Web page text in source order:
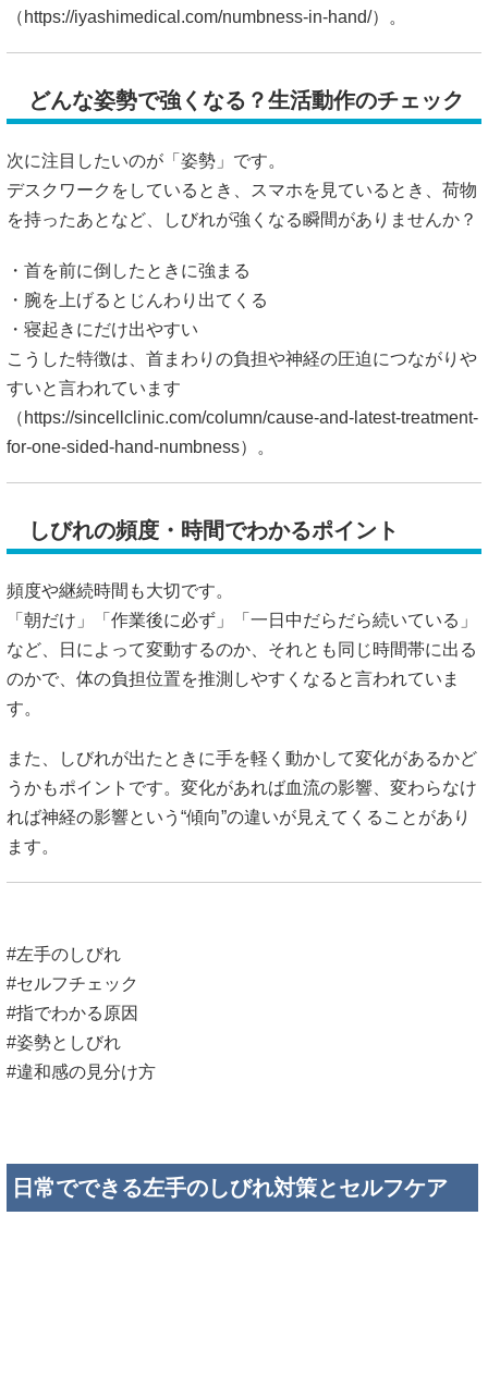
（ https://iyashimedical.com/numbness-in-hand/）。
どんな姿勢で強くなる？生活動作のチェック
次に注目したいのが「姿勢」です。
デスクワークをしているとき、スマホを見ているとき、荷物
を持ったあとなど、しびれが強くなる瞬間がありませんか？
・首を前に倒したときに強まる
・腕を上げるとじんわり出てくる
・寝起きにだけ出やすい
こうした特徴は、首まわりの負担や神経の圧迫につながりや
すいと言われています
（ https://sincellclinic.com/column/cause-and-latest-treatment-
for-one-sided-hand-numbness）。
しびれの頻度・時間でわかるポイント
頻度や継続時間も大切です。
「朝だけ」「作業後に必ず」「一日中だらだら続いている」
など、日によって変動するのか、それとも同じ時間帯に出る
のかで、体の負担位置を推測しやすくなると言われていま
す。
また、しびれが出たときに手を軽く動かして変化があるかど
うかもポイントです。変化があれば血流の影響、変わらなけ
れば神経の影響という“傾向”の違いが見えてくることがあり
ます。
#左手のしびれ
#セルフチェック
#指でわかる原因
#姿勢としびれ
#違和感の見分け方
日常でできる左手のしびれ対策とセルフケア